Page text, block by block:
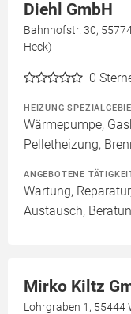
Diehl GmbH
Bahnhofstr. 30,
Heck)
0
HEIZUNG
Wärmepumpe,
Pelletheizung,
ANGEBOTENE
Wartung,
Austausch,
Mirko Kiltz
Lohrgraben 1, 55444